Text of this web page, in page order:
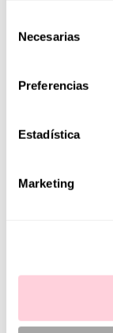
Necesarias
Preferencias
Estadística
Marketing